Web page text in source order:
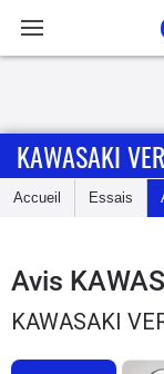
Accueil
Essais
Equipement
KAWASAKI
Accueil Essais
Avis
KAWASAKI